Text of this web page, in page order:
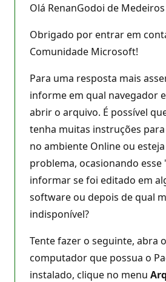
Olá RenanGodoi de
Obrigado por entrar em
Comunidade Microsoft!
Para uma resposta mais
informe em qual navegador
abrir o arquivo. É possível
tenha muitas instruções
no ambiente Online ou
problema, ocasionando esse
informar se foi editado em
software ou depois de qual
indisponível?
Tente fazer o seguinte, abra
computador que possua o
instalado, clique no menu